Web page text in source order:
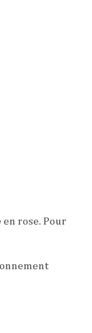
en rose. Pour